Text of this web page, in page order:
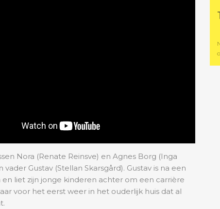
Nora (Renate Reinsve) en Agnes Borg (Inga
Gustav (Stellan Skarsgård). Gustav is na een
liet zijn jonge kinderen achter om een carrière
voor het eerst weer in het ouderlijk huis dat al